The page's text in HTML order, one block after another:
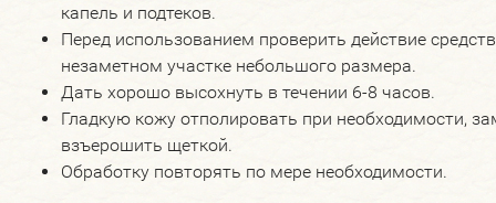
капель и подтеков.
Перед использованием проверить действие
незаметном участке небольшого размера.
Дать хорошо высохнуть в течении 6-8 часов.
Гладкую кожу отполировать при необходимости,
взъерошить щеткой.
Обработку повторять по мере необходимости.